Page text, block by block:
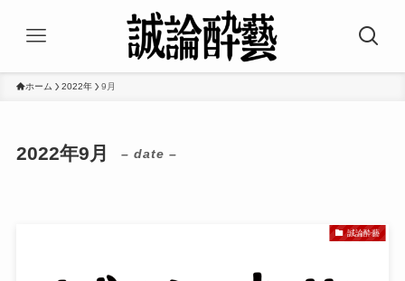
ホーム 2022年 9月
2022年9月 – date –
誠論酔藝